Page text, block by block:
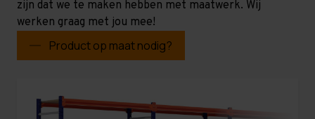
zijn dat we te maken hebben met maatwerk. Wij
werken graag met jou mee!
Product op maat nodig?